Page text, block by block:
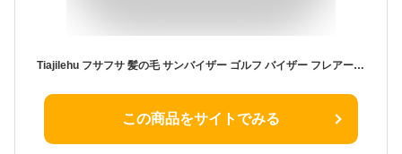
Tiajilehu フサフサ 髪の毛 サンバイザー ゴルフ バイザー フレアー ウィッグ 付 ヘアー ハゲ かつら 釣り アウトドア プレゼント フサフサ 髪の毛 フレア バイザー 帽子 キャップ フレアー ウィッグ 付き ヘアー ハゲ かつら サンバイザー 日除け 野球帽 ゴルフ 釣り キャンプ アウトドア 飲み会 宴会 景品 変装 仮装 ジョークグッズ 男女兼用
この商品をサイトでみる